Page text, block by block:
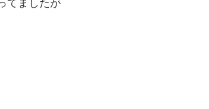
てましたが